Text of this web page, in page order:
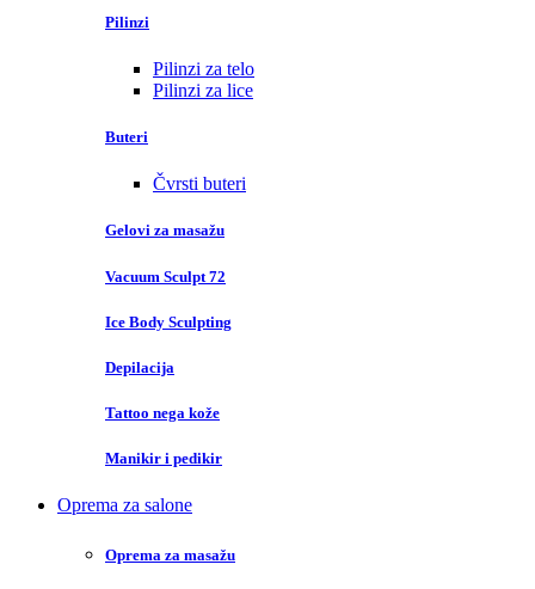
Pilinzi
Pilinzi za telo
Pilinzi za lice
Buteri
Čvrsti buteri
Gelovi za masažu
Vacuum Sculpt 72
Ice Body Sculpting
Depilacija
Tattoo nega kože
Manikir i pedikir
Oprema za salone
Oprema za masažu